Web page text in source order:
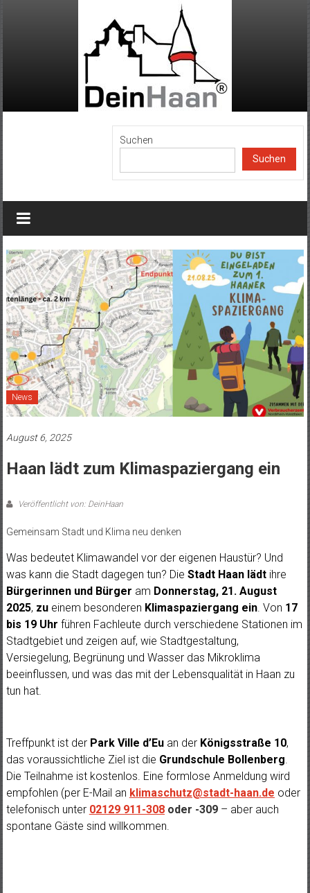
Suchen
Suchen
News
August 6, 2025
Haan lädt zum Klimaspaziergang ein
Veröffentlicht von: DeinHaan
Gemeinsam Stadt und Klima neu denken
Was bedeutet Klimawandel vor der eigenen Haustür? Und
was kann die Stadt dagegen tun? Die Stadt Haan lädtihre
Bürgerinnen und Bürger am Donnerstag, 21. August
2025, zueinem besonderen Klimaspaziergang ein. Von 17
bis 19 Uhr führen Fachleute durch verschiedene Stationen im
Stadtgebiet und zeigen auf, wie Stadtgestaltung,
Versiegelung, Begrünung und Wasser das Mikroklima
beeinflussen, und was das mit der Lebensqualität in Haan zu
tun hat.
Treffpunkt ist der Park Ville d’Euan der Königsstraße 10,
das voraussichtliche Ziel ist die Grundschule Bollenberg
Die Teilnahme ist kostenlos. Eine formlose Anmeldung wird
empfohlen (per E-Mail an klimaschutz@stadt-haan.de oder
telefonisch unter 02129 911-308oder -309– aber auch
spontane Gäste sind willkommen.